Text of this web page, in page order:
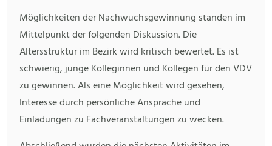
Möglichkeiten der Nachwuchsgewinnung standen im
Mittelpunkt der folgenden Diskussion. Die
Altersstruktur im Bezirk wird kritisch bewertet. Es ist
schwierig, junge Kolleginnen und Kollegen für den VDV
zu gewinnen. Als eine Möglichkeit wird gesehen,
Interesse durch persönliche Ansprache und
Einladungen zu Fachveranstaltungen zu wecken.